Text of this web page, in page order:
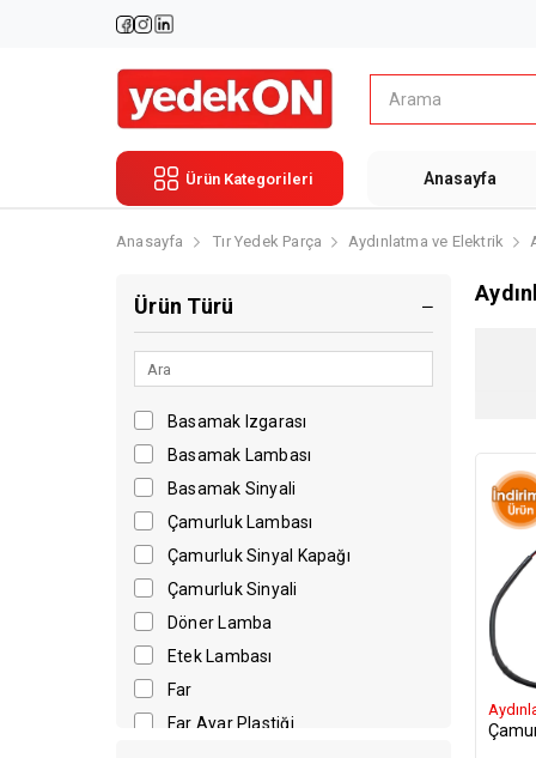
Ürün Kategorileri Anasayfa
Anasayfa Tır Yedek Parça Aydınlatma ve Elektrik
Ürün Türü
Basamak Izgarası
Basamak Lambası
Basamak Sinyali
Çamurluk Lambası
Çamurluk Sinyal Kapağı
Çamurluk Sinyali
Döner Lamba
Etek Lambası
Far
Far Ayar Plastiği